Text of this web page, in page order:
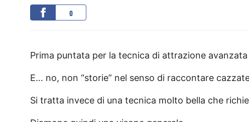
0
Prima puntata per la tecnica di attrazione
E… no, non “storie” nel senso di raccontare
Si tratta invece di una tecnica molto bella che